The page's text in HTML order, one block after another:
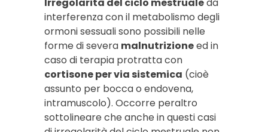
interferenza con il metabolismo degli
ormoni sessuali sono possibili nelle
forme di severa malnutrizioneed in
caso di terapia protratta con
cortisone per via sistemica (cioè
assunto per bocca o endovena,
intramuscolo). Occorre peraltro
sottolineare che anche in questi casi